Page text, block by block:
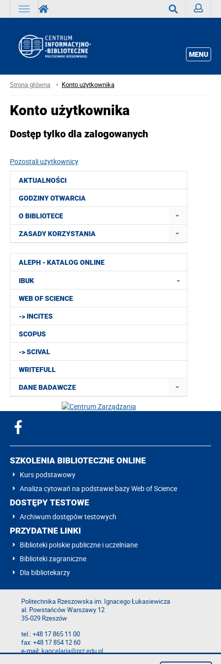
MENU
Strona główna Konto użytkownika
AKTUALNOŚCI
GODZINY OTWARCIA
O BIBLIOTECE
ZASADY KORZYSTANIA
ALEPH - KATALOG ONLINE
IBUK
WEB OF SCIENCE
-> INCITES
SCOPUS
-> SCIVAL
WRITEFULL
DANE BADAWCZE
Konto użytkownika
Dostęp tylko dla zalogowanych
Pozostali użytkownicy
SZKOLENIA BIBLIOTECZNE ONLINE
Kurs podstawowy
Analiza cytowań na podstawie bazy Web of Science
DOSTĘPY TESTOWE
Archiwum dostępów testowych
PRZYDATNE LINKI
Biblioteki polskie publiczne i uczelniane
Biblioteki zagraniczne
Dla bibliotekarzy
Politechnika Rzeszowska im. Ignacego Łukasiewicza
al. Powstańców Warszawy 12
35-029 Rzeszów
tel.: +48 17 865 11 00
fax: +48 17 854 12 60
e-mail:kancelaria@prz.edu.pl